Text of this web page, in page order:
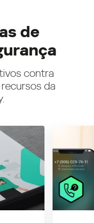
de
contra
da